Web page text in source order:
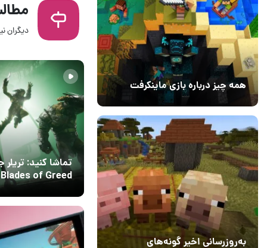
همه چیز درباره بازی ماینکرفت
به‌روزرسانی اخیر گونه‌های
دیگران
تماشا کنید: تریلر
of Greed
سیستم مخفی‌کاری